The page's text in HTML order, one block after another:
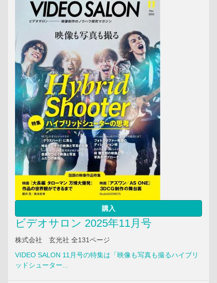
購入
ビデオサロン 2025年11月号
株式会社 玄光社 全131ページ
VIDEO SALON 11月号の特集は「映像も写真も撮るハイブリ
ッドシューター...